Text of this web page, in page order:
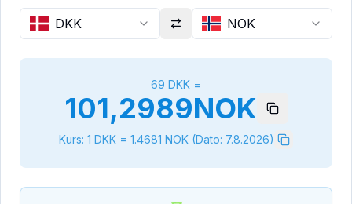
DKK NOK
69 DKK =
101,2989NOK
Kurs: 1 DKK = 1.4681 NOK (Dato: 7.8.2026)